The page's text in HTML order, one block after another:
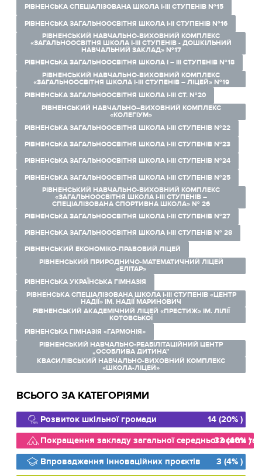
РІВНЕНСЬКА СПЕЦІАЛІЗОВАНА ШКОЛА І-ІІІ СТУПЕНІВ №15
РІВНЕНСЬКА ЗАГАЛЬНООСВІТНЯ ШКОЛА І-ІІ СТУПЕНІВ №16
РІВНЕНСЬКИЙ НАВЧАЛЬНО-ВИХОВНИЙ КОМПЛЕКС
«ЗАГАЛЬНООСВІТНЯ ШКОЛА І-ІІІ СТУПЕНІВ - ДОШКІЛЬНИЙ
НАВЧАЛЬНИЙ ЗАКЛАД» №17
РІВНЕНСЬКА ЗАГАЛЬНООСВІТНЯ ШКОЛА І – ІІІ СТУПЕНІВ №18
РІВНЕНСЬКИЙ НАВЧАЛЬНО-ВИХОВНИЙ КОМПЛЕКС
«ЗАГАЛЬНООСВІТНЯ ШКОЛА І-ІІІ СТУПЕНІВ – ЛІЦЕЙ» №19
РІВНЕНСЬКА ЗАГАЛЬНООСВІТНЯ ШКОЛА І-ІІІ СТ. №20
РІВНЕНСЬКИЙ НАВЧАЛЬНО–ВИХОВНИЙ КОМПЛЕКС
«КОЛЕГІУМ»
РІВНЕНСЬКА ЗАГАЛЬНООСВІТНЯ ШКОЛА І-ІІІ СТУПЕНІВ №22
РІВНЕНСЬКА ЗАГАЛЬНООСВІТНЯ ШКОЛА І-ІІІ СТУПЕНІВ №23
РІВНЕНСЬКА ЗАГАЛЬНООСВІТНЯ ШКОЛА І-ІІІ СТУПЕНІВ №24
РІВНЕНСЬКА ЗАГАЛЬНООСВІТНЯ ШКОЛА І-ІІІ СТУПЕНІВ №25
РІВНЕНСЬКИЙ НАВЧАЛЬНО-ВИХОВНИЙ КОМПЛЕКС
«ЗАГАЛЬНООСВІТНЯ ШКОЛА І-ІІІ СТУПЕНІВ –
СПЕЦІАЛІЗОВАНА СПОРТИВНА ШКОЛА» № 26
РІВНЕНСЬКА ЗАГАЛЬНООСВІТНЯ ШКОЛА І-ІІІ СТУПЕНІВ №27
РІВНЕНСЬКА ЗАГАЛЬНООСВІТНЯ ШКОЛА І-ІІІ СТУПЕНІВ № 28
РІВНЕНСЬКИЙ ЕКОНОМІКО-ПРАВОВИЙ ЛІЦЕЙ
РІВНЕНСЬКИЙ ПРИРОДНИЧО-МАТЕМАТИЧНИЙ ЛІЦЕЙ
«ЕЛІТАР»
РІВНЕНСЬКА УКРАЇНСЬКА ГІМНАЗІЯ
РІВНЕНСЬКА СПЕЦІАЛІЗОВАНА ШКОЛА І-ІІІ СТУПЕНІВ «ЦЕНТР
НАДІЇ» ІМ. НАДІЇ МАРИНОВИЧ
РІВНЕНСЬКИЙ АКАДЕМІЧНИЙ ЛІЦЕЙ «ПРЕСТИЖ» ІМ. ЛІЛІЇ
КОТОВСЬКОЇ
РІВНЕНСЬКА ГІМНАЗІЯ «ГАРМОНІЯ»
РІВНЕНСЬКИЙ НАВЧАЛЬНО-РЕАБІЛІТАЦІЙНИЙ ЦЕНТР
„ОСОБЛИВА ДИТИНА”
КВАСИЛІВСЬКИЙ НАВЧАЛЬНО-ВИХОВНИЙ КОМПЛЕКС
«ШКОЛА-ЛІЦЕЙ»
ВСЬОГО ЗА КАТЕГОРІЯМИ
Розвиток шкільної громади
14 (20% )
Покращення закладу загальної середньої освіти та
33 (46% )
Впровадження інноваційних проєктів
3 (4% )